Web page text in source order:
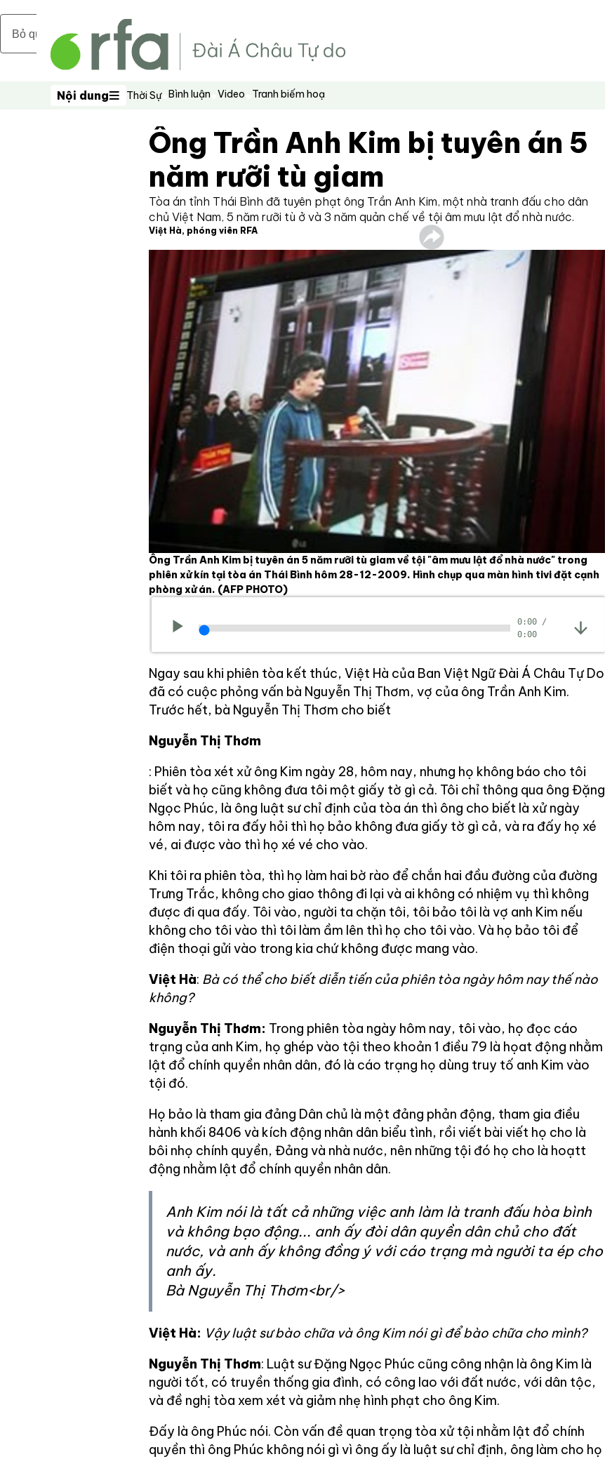
Bỏ qua nội dung chính
Nội dung
Nội dung Thời Sự Bình luận Video Tranh biếm hoạ
Ông Trần Anh Kim bị tuyên án 5
năm rưỡi tù giam
Tòa án tỉnh Thái Bình đã tuyên phạt ông Trần Anh Kim, một nhà tranh đấu cho dân
chủ Việt Nam, 5 năm rưỡi tù ở và 3 năm quản chế về tội âm mưu lật đổ nhà nước.
Việt Hà, phóng viên RFA
Ông Trần Anh Kim bị tuyên án 5 năm rưỡi tù giam về tội "âm mưu lật đổ nhà nước" trong
phiên xử kín tại tòa án Thái Bình hôm 28-12-2009. Hình chụp qua màn hình tivi đặt cạnh
phòng xử án. (AFP PHOTO)
0:00 /
0:00
Ngay sau khi phiên tòa kết thúc, Việt Hà của Ban Việt Ngữ Đài Á Châu Tự Do
đã có cuộc phỏng vấn bà Nguyễn Thị Thơm, vợ của ông Trần Anh Kim.
Trước hết, bà Nguyễn Thị Thơm cho biết
Nguyễn Thị Thơm
: Phiên tòa xét xử ông Kim ngày 28, hôm nay, nhưng họ không báo cho tôi
biết và họ cũng không đưa tôi một giấy tờ gì cả. Tôi chỉ thông qua ông Đặng
Ngọc Phúc, là ông luật sư chỉ định của tòa án thì ông cho biết là xử ngày
hôm nay, tôi ra đấy hỏi thì họ bảo không đưa giấy tờ gì cả, và ra đấy họ xé
vé, ai được vào thì họ xé vé cho vào.
Khi tôi ra phiên tòa, thì họ làm hai bờ rào để chắn hai đầu đường của đường
Trưng Trắc, không cho giao thông đi lại và ai không có nhiệm vụ thì không
được đi qua đấy. Tôi vào, người ta chặn tôi, tôi bảo tôi là vợ anh Kim nếu
không cho tôi vào thì tôi làm ầm lên thì họ cho tôi vào. Và họ bảo tôi để
điện thoại gửi vào trong kia chứ không được mang vào.
Việt Hà: Bà có thể cho biết diễn tiến của phiên tòa ngày hôm nay thế nào
không?
Nguyễn Thị Thơm: Trong phiên tòa ngày hôm nay, tôi vào, họ đọc cáo
trạng của anh Kim, họ ghép vào tội theo khoản 1 điều 79 là họat động nhằm
lật đổ chính quyền nhân dân, đó là cáo trạng họ dùng truy tố anh Kim vào
tội đó.
Họ bảo là tham gia đảng Dân chủ là một đảng phản động, tham gia điều
hành khối 8406 và kích động nhân dân biểu tình, rồi viết bài viết họ cho là
bôi nhọ chính quyền, Đảng và nhà nước, nên những tội đó họ cho là hoạtt
động nhằm lật đổ chính quyền nhân dân.
Anh Kim nói là tất cả những việc anh làm là tranh đấu hòa bình
và không bạo động... anh ấy đòi dân quyền dân chủ cho đất
nước, và anh ấy không đồng ý với cáo trạng mà người ta ép cho
anh ấy.
Bà Nguyễn Thị Thơm<br/>
Việt Hà: Vậy luật sư bào chữa và ông Kim nói gì để bào chữa cho mình?
Nguyễn Thị Thơm: Luật sư Đặng Ngọc Phúc cũng công nhận là ông Kim là
người tốt, có truyền thống gia đình, có công lao với đất nước, với dân tộc,
và đề nghị tòa xem xét và giảm nhẹ hình phạt cho ông Kim.
Đấy là ông Phúc nói. Còn vấn đề quan trọng tòa xử tội nhằm lật đổ chính
quyền thì ông Phúc không nói gì vì ông ấy là luật sư chỉ định, ông làm cho họ